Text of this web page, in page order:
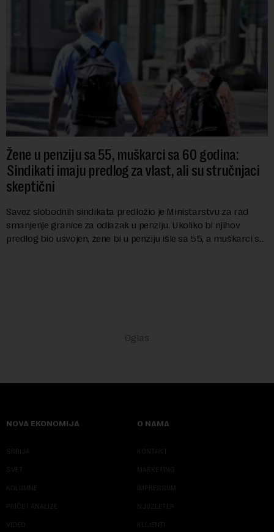
Žene u penziju sa 55, muškarci sa 60 godina:
Sindikati imaju predlog za vlast, ali su stručnjaci
skeptični
Savez slobodnih sindikata predložio je Ministarstvu za rad
smanjenje granice za odlazak u penziju. Ukoliko bi njihov
predlog bio usvojen, žene bi u penziju išle sa 55, a muškarci sa
NOVA EKONOMIJA
SRBIJA
SVET
KOLUMNE
PRIČE I ANALIZE
VIDEO
O NAMA
KONTAKT
MARKETING
IMPRESSUM
NJUZLETER
KLIJENTI